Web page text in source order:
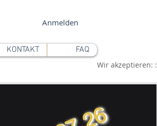
Anmelden
KONTAKT FAQ
Wir akzeptieren: :